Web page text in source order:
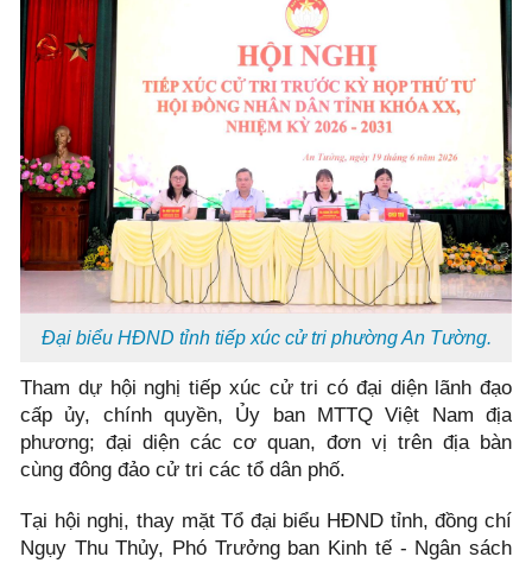
Đại biểu HĐND tỉnh tiếp xúc cử tri phường An Tường.
Tham dự hội nghị tiếp xúc cử tri có đại diện lãnh đạo
cấp ủy, chính quyền, Ủy ban MTTQ Việt Nam địa
phương; đại diện các cơ quan, đơn vị trên địa bàn
cùng đông đảo cử tri các tổ dân phố.
Tại hội nghị, thay mặt Tổ đại biểu HĐND tỉnh, đồng chí
Ngụy Thu Thủy, Phó Trưởng ban Kinh tế - Ngân sách